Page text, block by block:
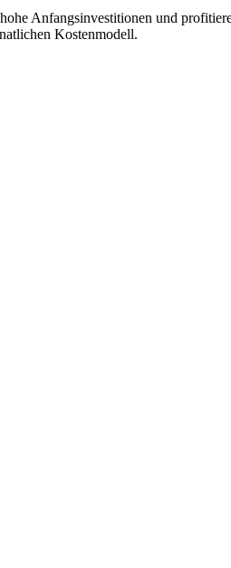
Anfangsinvestitionen und
Kostenmodell.